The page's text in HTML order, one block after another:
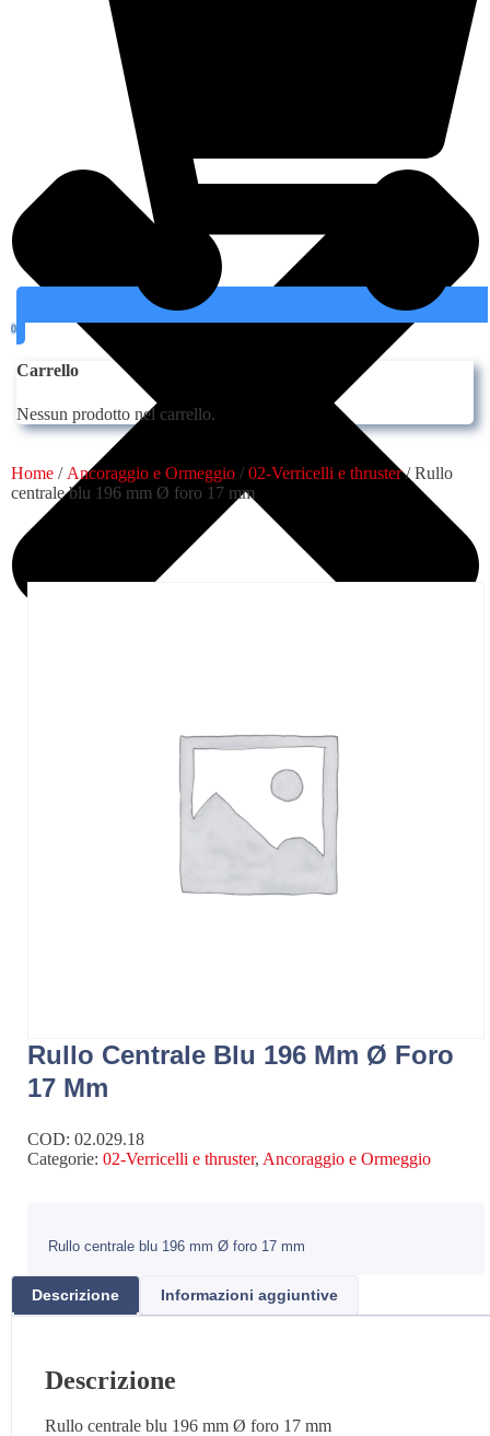
Ricerca Prodotti
0
Carrello
Nessun prodotto nel carrello.
Home / Ancoraggio e Ormeggio / 02-Verricelli e thruster/ Rullo
centrale blu 196 mm Ø foro 17 mm
Rullo Centrale Blu 196 Mm Ø Foro
17 Mm
COD: 02.029.18
Categorie: 02-Verricelli e thruster, Ancoraggio e Ormeggio
Rullo centrale blu 196 mm Ø foro 17 mm
Descrizione Informazioni aggiuntive
Descrizione
Rullo centrale blu 196 mm Ø foro 17 mm